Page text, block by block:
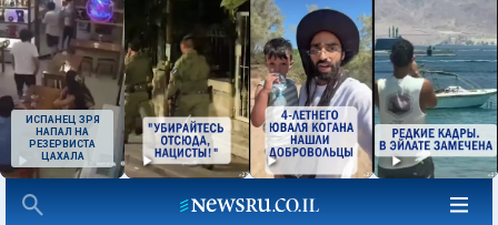
ИСПАНЕЦ ЗРЯ
НАПАЛ НА
РЕЗЕРВИСТА
ЦАХАЛА